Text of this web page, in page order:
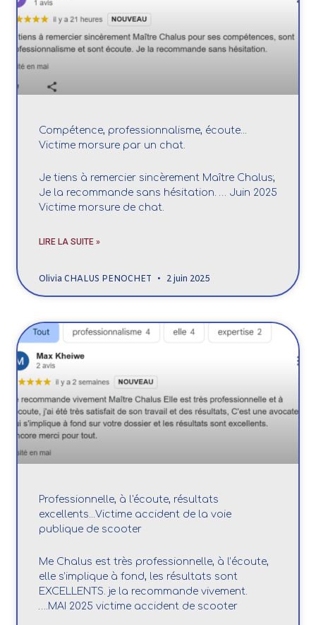
Compétence, professionnalisme, écoute...
Victime morsure par un chat.
Je tiens à remercier sincèrement Maître Chalus;
Je la recommande sans hésitation. … Juin 2025
Victime morsure de chat.
LIRE LA SUITE »
Olivia CHALUS PENOCHET 2 juin 2025
Professionnelle, à l'écoute, résultats
excellents...Victime accident de la voie
publique de scooter
Me Chalus est très professionnelle, à l’écoute,
elle s’implique à fond, les résultats sont
EXCELLENTS. je la recommande vivement.
….MAI 2025 victime accident de scooter